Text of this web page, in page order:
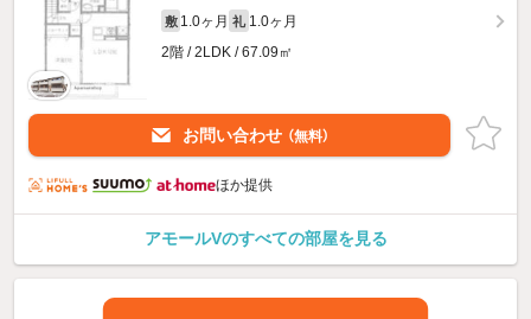
敷 1.0ヶ月 礼 1.0ヶ月
2階 / 2LDK / 67.09㎡
お問い合わせ （無料）
ほか提供
アモールVのすべての部屋を見る